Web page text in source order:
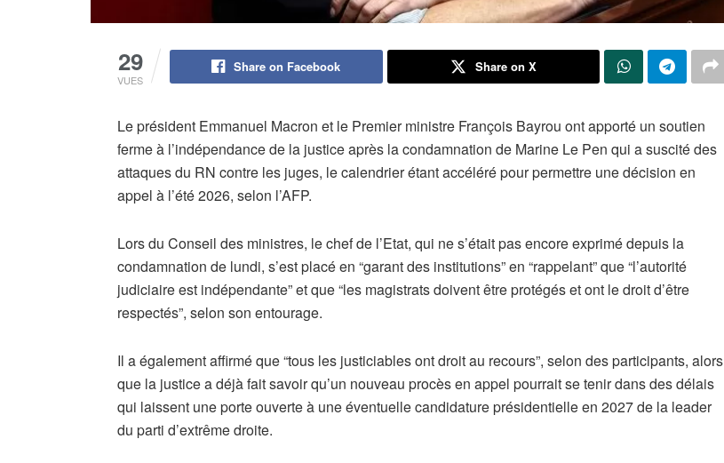
29
VUES
Share on Facebook Share on X
Le président Emmanuel Macron et le Premier ministre François Bayrou ont apporté un soutien
ferme à l’indépendance de la justice après la condamnation de Marine Le Pen qui a suscité des
attaques du RN contre les juges, le calendrier étant accéléré pour permettre une décision en
appel à l’été 2026, selon l’AFP.
Lors du Conseil des ministres, le chef de l’Etat, qui ne s’était pas encore exprimé depuis la
condamnation de lundi, s’est placé en “garant des institutions” en “rappelant” que “l’autorité
judiciaire est indépendante” et que “les magistrats doivent être protégés et ont le droit d’être
respectés”, selon son entourage.
Il a également affirmé que “tous les justiciables ont droit au recours”, selon des participants, alors
que la justice a déjà fait savoir qu’un nouveau procès en appel pourrait se tenir dans des délais
qui laissent une porte ouverte à une éventuelle candidature présidentielle en 2027 de la leader
du parti d’extrême droite.